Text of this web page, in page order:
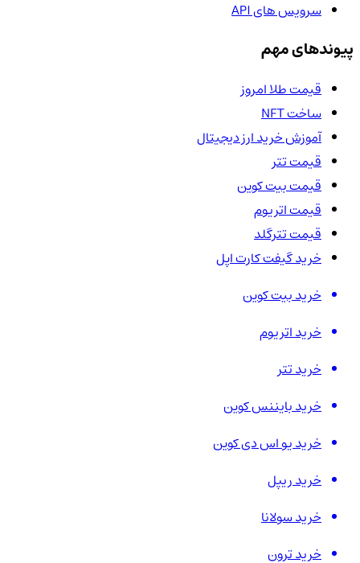
سرویس های API
پیوندهای مهم
قیمت طلا امروز
ساخت NFT
آموزش خرید ارز دیجیتال
قیمت تتر
قیمت بیت کوین
قیمت اتریوم
قیمت تترگلد
خرید گیفت کارت اپل
خرید بیت کوین
خرید اتریوم
خرید تتر
خرید بایننس کوین
خرید یو اس دی کوین
خرید ریپل
خرید سولانا
خرید ترون